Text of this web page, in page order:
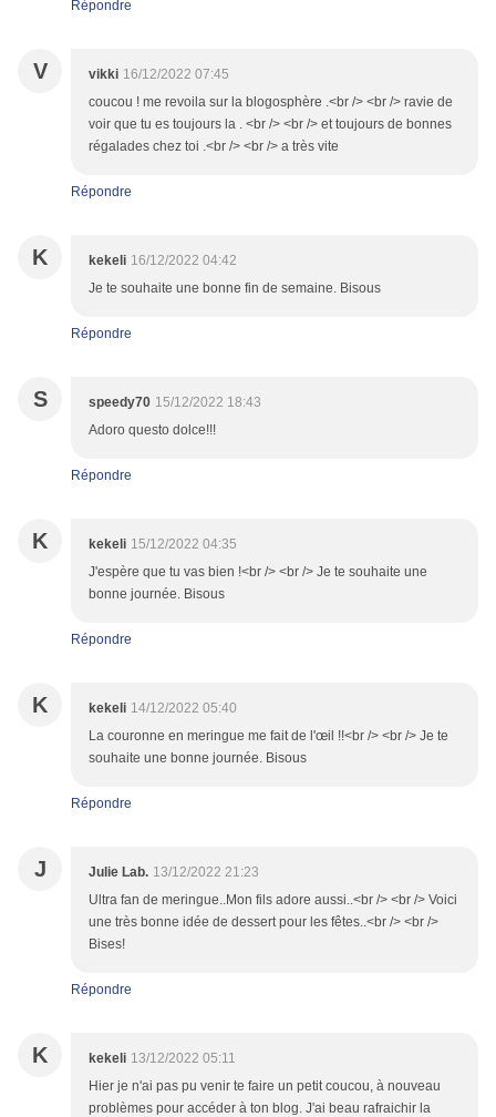
Répondre
V vikki 16/12/2022 07:45
coucou ! me revoila sur la blogosphère .<br /> <br /> ravie de
voir que tu es toujours la . <br /> <br /> et toujours de bonnes
régalades chez toi .<br /> <br /> a très vite
Répondre
K kekeli 16/12/2022 04:42
Je te souhaite une bonne fin de semaine. Bisous
Répondre
S speedy70 15/12/2022 18:43
Adoro questo dolce!!!
Répondre
K kekeli 15/12/2022 04:35
J'espère que tu vas bien !<br /> <br /> Je te souhaite une
bonne journée. Bisous
Répondre
K kekeli 14/12/2022 05:40
La couronne en meringue me fait de l'œil !!<br /> <br /> Je te
souhaite une bonne journée. Bisous
Répondre
J Julie Lab. 13/12/2022 21:23
Ultra fan de meringue..Mon fils adore aussi..<br /> <br /> Voici
une très bonne idée de dessert pour les fêtes..<br /> <br />
Bises!
Répondre
K kekeli 13/12/2022 05:11
Hier je n'ai pas pu venir te faire un petit coucou, à nouveau
problèmes pour accéder à ton blog. J'ai beau rafraichir la